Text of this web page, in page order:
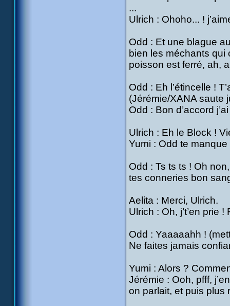
...
Ulrich : Ohoho... !
Odd : Et une blague
bien les méchants qui
poisson est ferré, ah,
Odd : Eh l’étincelle !
(Jérémie/XANA
Odd : Bon d’accord
Ulrich : Eh le Block !
Yumi : Odd te
Odd : Ts ts ts ! Oh
tes conneries bon
Aelita : Merci, Ulrich.
Ulrich : Oh, j’t’en prie
Odd : Yaaaaahh !
Ne faites jamais
Yumi : Alors ?
Jérémie : Ooh, pfff,
on parlait, et puis plus